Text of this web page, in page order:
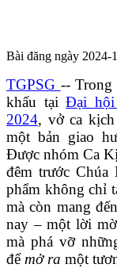
Bài đăng ngày 2024-
TGPSG -- Trong
khấu tạiĐại hội
2024, vở ca kịch
một bản giao
Được nhóm Ca
đêm trước
phẩm không chỉ
mà còn mang đến
nay – một lời
mà phá vỡ
để mở ra một